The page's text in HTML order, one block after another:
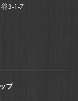
3-1-7
プ